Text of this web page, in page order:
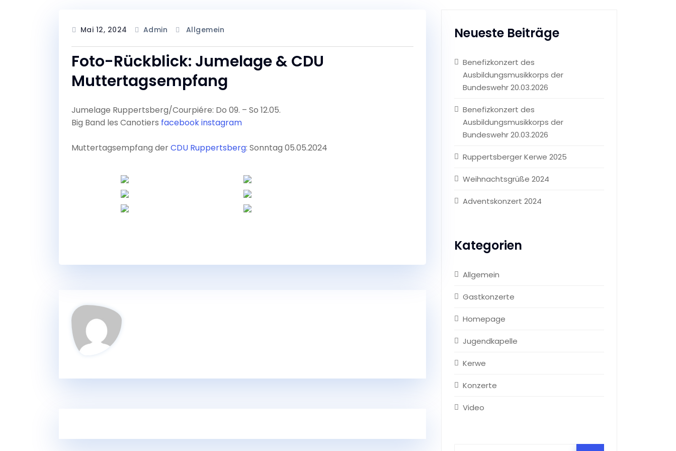
Mai 12, 2024 Admin Allgemein
Foto-Rückblick: Jumelage & CDU
Muttertagsempfang
Jumelage Ruppertsberg/Courpiére: Do 09. – So 12.05.
Big Band les Canotiers facebookinstagram
Muttertagsempfang derCDU Ruppertsberg: Sonntag 05.05.2024
Neueste Beiträge
Benefizkonzert des
Ausbildungsmusikkorps der
Bundeswehr 20.03.2026
Benefizkonzert des
Ausbildungsmusikkorps der
Bundeswehr 20.03.2026
Ruppertsberger Kerwe 2025
Weihnachtsgrüße 2024
Adventskonzert 2024
Kategorien
Allgemein
Gastkonzerte
Homepage
Jugendkapelle
Kerwe
Konzerte
Video